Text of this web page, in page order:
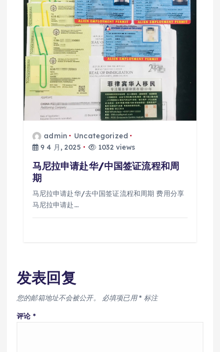
admin
Uncategorized
9 4 月, 2025
1032 views
马尼拉申请赴华/中国签证流程和周
期
马尼拉申请赴华/去中国签证流程和周期 费用分享
马尼拉申请赴…
发表回复
您的邮箱地址不会被公开。 必填项已用* 标注
评论 *